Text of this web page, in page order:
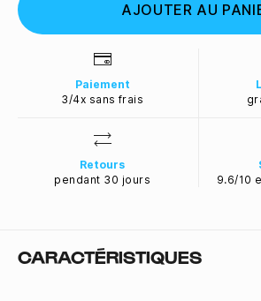
AJOUTER AU
Paiement
3/4x sans frais
Retours
pendant 30 jours
9.6/10
CARACTÉRISTIQUES